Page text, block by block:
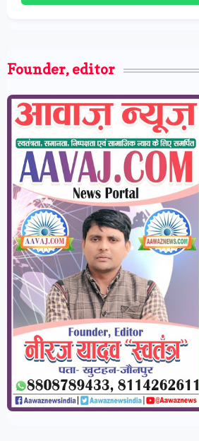
Founder, editor